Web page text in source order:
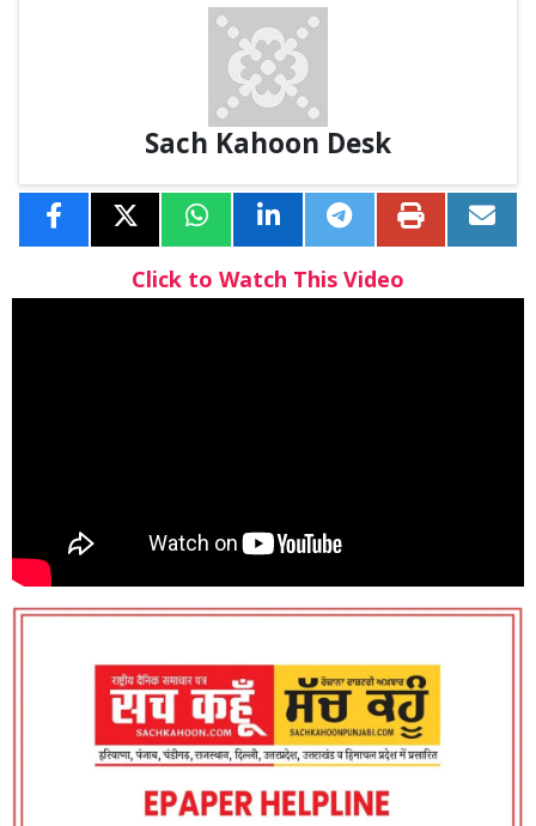
Sach Kahoon Desk
Click to Watch This Video